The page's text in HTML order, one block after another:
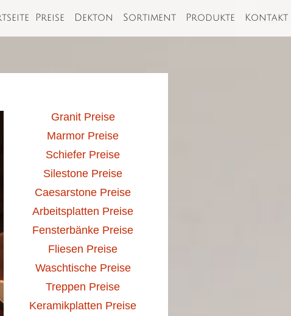
Preise Dekton Sortiment Produkte Kontakt
Granit Preise
Marmor Preise
Schiefer Preise
Silestone Preise
Caesarstone Preise
Arbeitsplatten Preise
Fensterbänke Preise
Fliesen Preise
Waschtische Preise
Treppen Preise
Keramikplatten Preise